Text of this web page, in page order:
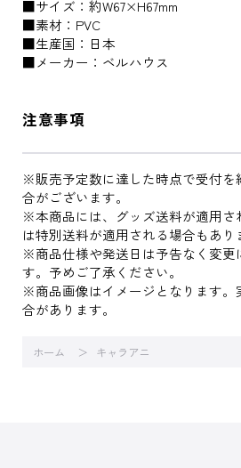
■サイズ：約W67×H67mm
■素材：PVC
■生産国：日本
■メーカー：ベルハウス
注意事項
※販売予定数に達した時点で受付を
合がございます。
※本商品には、グッズ送料が適用さ
は特別送料が適用される場合もあり
※商品仕様や発送日は予告なく変更
す。予めご了承ください。
※商品画像はイメージとなります。
合があります。
ホーム キャラアニ